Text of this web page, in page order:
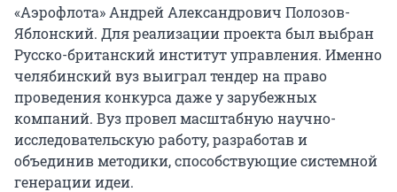
«Аэрофлота» Андрей Александрович Полозов-
Яблонский. Для реализации проекта был выбран
Русско-британский институт управления. Именно
челябинский вуз выиграл тендер на право
проведения конкурса даже у зарубежных
компаний. Вуз провел масштабную научно-
исследовательскую работу, разработав и
объединив методики, способствующие системной
генерации идеи.